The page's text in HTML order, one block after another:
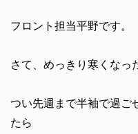
フロント担当平野です。
さて、めっきり寒くなっ
つい先週まで半袖で過ご
たら